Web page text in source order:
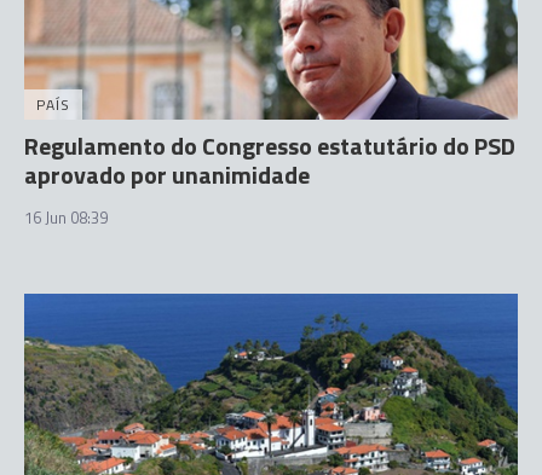
PAÍS
Regulamento do Congresso estatutário do PSD
aprovado por unanimidade
16 Jun 08:39